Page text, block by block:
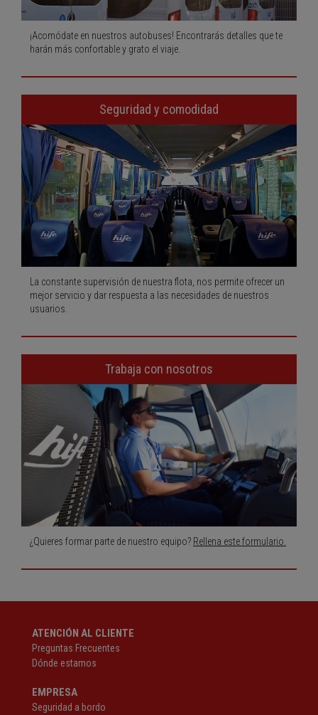
¡Acomódate en nuestros autobuses! Encontrarás detalles que te
harán más confortable y grato el viaje.
Seguridad y comodidad
La constante supervisión de nuestra flota, nos permite ofrecer un
mejor servicio y dar respuesta a las necesidades de nuestros
usuarios.
Trabaja con nosotros
¿Quieres formar parte de nuestro equipo? Rellena este formulario.
ATENCIÓN AL CLIENTE
Preguntas Frecuentes
Dónde estamos
EMPRESA
Seguridad a bordo